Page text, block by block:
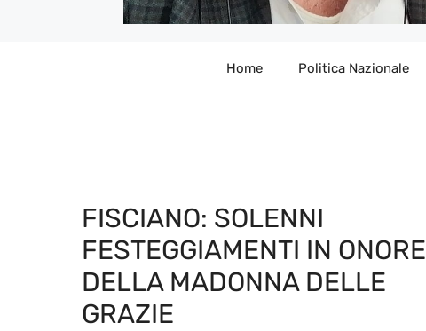
Home Politica Nazionale
FISCIANO: SOLENNI
FESTEGGIAMENTI IN ONORE
DELLA MADONNA DELLE
GRAZIE